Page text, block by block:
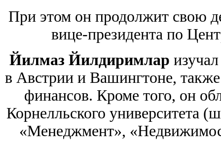
При этом он продолжит свою
вице-президента по
Йилмаз Йилдиримлар
в Австрии и Вашингтоне,
финансов. Кроме того, он
Корнелльского университета
«Менеджмент»,